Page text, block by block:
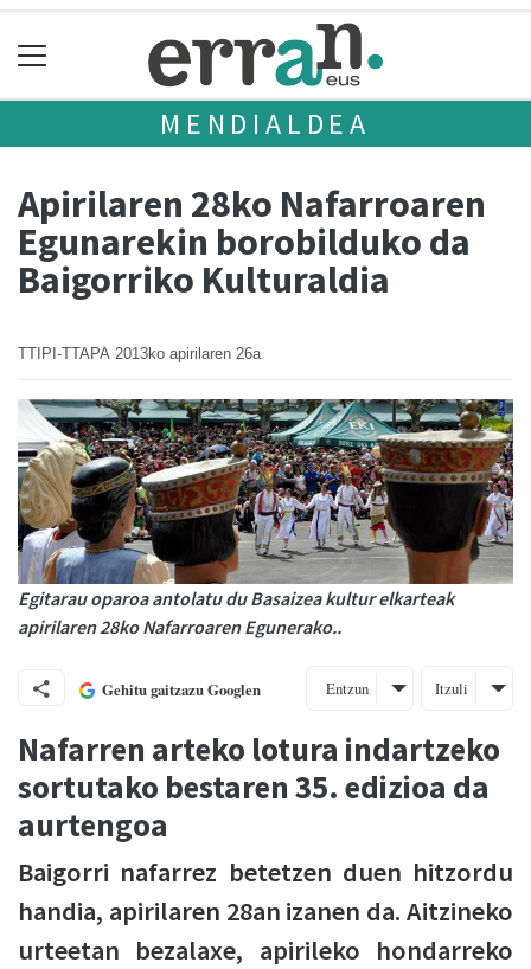
MENDIALDEA
Apirilaren 28ko Nafarroaren
Egunarekin borobilduko da
Baigorriko Kulturaldia
TTIPI-TTAPA 2013ko apirilaren 26a
Egitarau oparoa antolatu du Basaizea kultur elkarteak
apirilaren 28ko Nafarroaren Egunerako..
Gehitu gaitzazu Googlen Entzun Itzuli
Nafarren arteko lotura indartzeko
sortutako bestaren 35. edizioa da
aurtengoa
Baigorri nafarrez betetzen duen hitzordu
handia, apirilaren 28an izanen da. Aitzineko
urteetan bezalaxe, apirileko hondarreko